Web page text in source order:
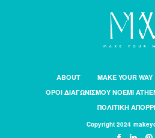
ABOUT MAKE YOUR WAY
ΟΡΟΙ ΔΙΑΓΩΝΙΣΜΟΥ NOEMI
ΠΟΛΙΤΙΚΗ
Copyright 2024